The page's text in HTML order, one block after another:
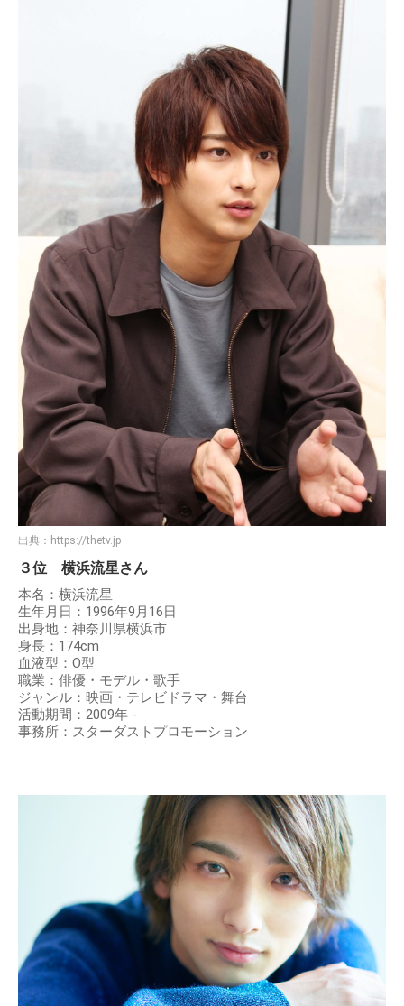
出典： https://thetv.jp
３位 横浜流星さん
本名：横浜流星
生年月日：1996年9月16日
出身地：神奈川県横浜市
身長：174cm
血液型：O型
職業：俳優・モデル・歌手
ジャンル：映画・テレビドラマ・舞台
活動期間：2009年 -
事務所：スターダストプロモーション